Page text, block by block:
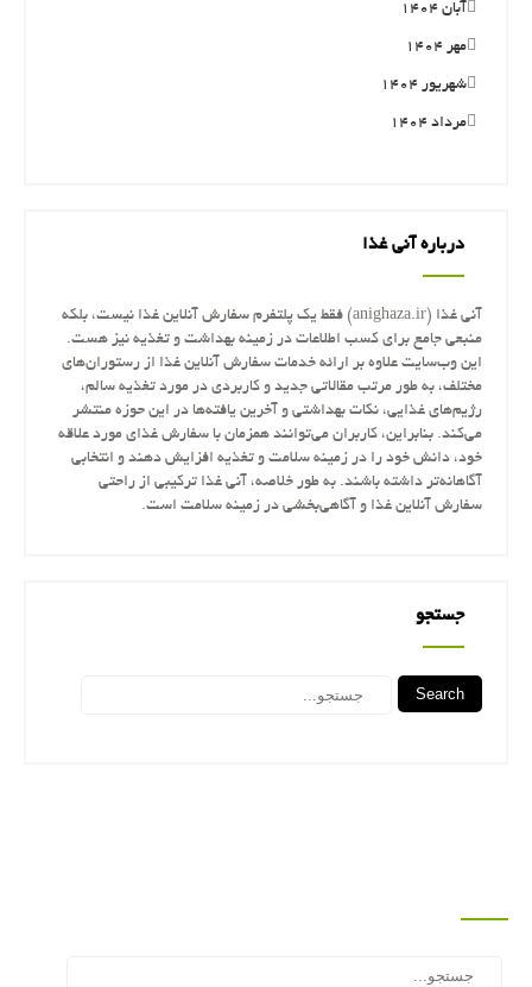
آبان ۱۴۰۴
مهر ۱۴۰۴
شهریور ۱۴۰۴
مرداد ۱۴۰۴
درباره آنی غذا
آنی غذا (anighaza.ir) فقط یک پلتفرم سفارش آنلاین غذا نیست، بلکه
منبعی جامع برای کسب اطلاعات در زمینه بهداشت و تغذیه نیز هست.
این وب‌سایت علاوه بر ارائه خدمات سفارش آنلاین غذا از رستوران‌های
مختلف، به طور مرتب مقالاتی جدید و کاربردی در مورد تغذیه سالم،
رژیم‌های غذایی، نکات بهداشتی و آخرین یافته‌ها در این حوزه منتشر
می‌کند. بنابراین، کاربران می‌توانند همزمان با سفارش غذای مورد علاقه
خود، دانش خود را در زمینه سلامت و تغذیه افزایش دهند و انتخابی
آگاهانه‌تر داشته باشند. به طور خلاصه، آنی غذا ترکیبی از راحتی
سفارش آنلاین غذا و آگاهی‌بخشی در زمینه سلامت است.
جستجو
Search